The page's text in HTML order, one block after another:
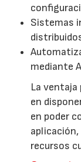
Sistemas
mediante
La
en
en poder
recursos